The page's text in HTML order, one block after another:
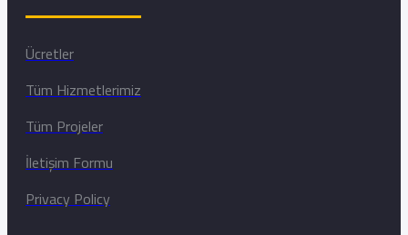
Ücretler
Tüm Hizmetlerimiz
Tüm Projeler
İletişim Formu
Privacy Policy